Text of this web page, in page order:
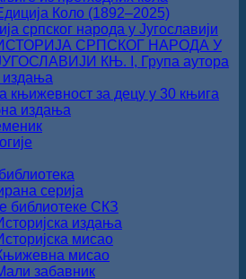
Коло (1892‒2025)
српског народа у Југославији
СРПСКОГ НАРОДА У
КЊ. I, Група аутора
издања
књижевност за децу у 30 књига
издања
серија
библиотеке СКЗ
издања
мисао
мисао
забавник